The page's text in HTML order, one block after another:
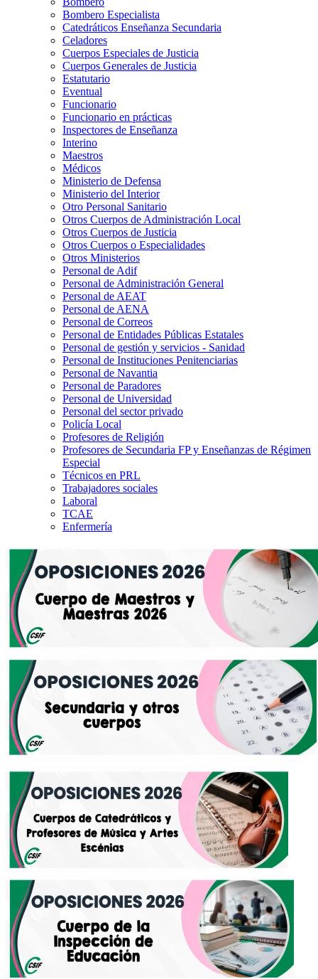
Bombero Especialista
Catedráticos Enseñanza Secundaria
Celadores
Cuerpos Especiales de Justicia
Cuerpos Generales de Justicia
Estatutario
Eventual
Funcionario
Funcionario en prácticas
Inspectores de Enseñanza
Interino
Maestros
Médicos
Ministerio de Defensa
Ministerio del Interior
Otro Personal Sanitario
Otros Cuerpos de Administración Local
Otros Cuerpos de Justicia
Otros Cuerpos o Especialidades
Otros Ministerios
Personal de Adif
Personal de Administración General
Personal de AEAT
Personal de AENA
Personal de Correos
Personal de Entidades Públicas Estatales
Personal de gestión y servicios - Sanidad
Personal de Instituciones Penitenciarias
Personal de Navantia
Personal de Paradores
Personal de Universidad
Personal del sector privado
Policía Local
Profesores de Religión
Profesores de Secundaria FP y Enseñanzas de Régimen
Especial
Técnicos en PRL
Trabajadores sociales
Laboral
TCAE
Enfermería